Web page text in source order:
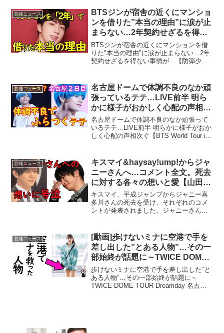
は各権利所有者に帰属します。権利を侵
害...
芸能ニュース
BTSジンが宿舎の近くにマンショ
ンを借りた”本当の理由”に涙が止
まらない…2年契約せざるを得な
い事情が…【防弾少年団／バンタ
ン】
BTSジンが宿舎の近くにマンションを借
りた"本当の理由"に涙が止まらない…2年
契約せざるを得ない事情が…【防弾少年
有者に帰属します。権利を侵害する目的
ではありません。...
芸能ニュース
名古屋ドームで体調不良のなか頑
張っているテテ…LIVE前半 明ら
かに様子がおかしく心配の声相次
ぐ【BTS World Tour in Nagoya
dome】20190114
名古屋ドームで体調不良のなか頑張って
いるテテ…LIVE前半 明らかに様子がおか
しく心配の声相次ぐ【BTS World Tour in
は各権利所有者に...
芸能ニュース
キスマイ&haysay!ump!からジャ
ニーさんへ…コメント全文。死去
に対する各々の想いと愛【山田涼
介、玉森、藤ヶ谷太輔ほか…】
キスマイ、平成ジャンプからジャニー喜
多川さんの死去を受け、それぞれのコメ
ントが発表されました。ジャニーさんと
います。ぜひ最後までご視聴ください。#
ジャニーさん#ジャニー...
芸能ニュース
[動画]歩けないミナに空港で手を
差し出した”とある人物”…その一
部始終が話題に～TWICE DOME
TOUR Dreamday 名古屋へ～
歩けないミナに空港で手を差し出した"と
ある人物"…その一部始終が話題に～
TWICE DOME TOUR Dreamday 名古屋